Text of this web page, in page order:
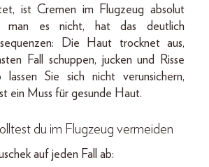
ist Cremen im Flugzeug absolut
man es nicht, hat das deutlich
Die Haut trocknet aus,
Fall schuppen, jucken und Risse
lassen Sie sich nicht verunsichern,
ein Muss für gesunde Haut.
du im Flugzeug vermeiden
auf jeden Fall ab: